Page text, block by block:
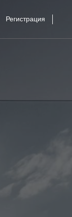
Регистрация